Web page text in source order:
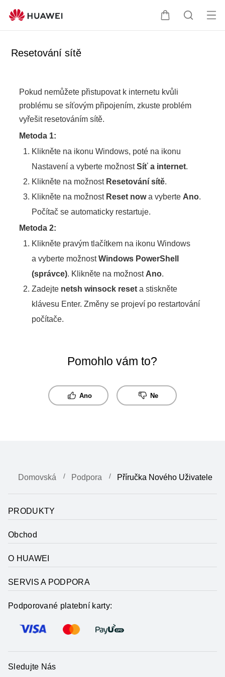
K
H
Ot
Resetování sítě
Pokud nemůžete přistupovat k internetu kvůli
problému se síťovým připojením, zkuste problém
vyřešit resetováním sítě.
Metoda 1:
Klikněte na ikonu Windows, poté na ikonu
Nastavení a vyberte možnostSíť a internet.
Klikněte na možnost Resetování sítě.
Klikněte na možnost Reset nowa vyberte Ano.
Počítač se automaticky restartuje.
Metoda 2:
Klikněte pravým tlačítkem na ikonu Windows
a vyberte možnostWindows PowerShell
(správce). Klikněte na možnost Ano.
Zadejte netsh winsock reset a stiskněte
klávesu Enter. Změny se projeví po restartování
počítače.
Pomohlo vám to?
Ano Ne
Domovská Podpora Příručka Nového Uživatele
PRODUKTY
Obchod
O HUAWEI
SERVIS A PODPORA
Podporované platební karty:
Sledujte Nás